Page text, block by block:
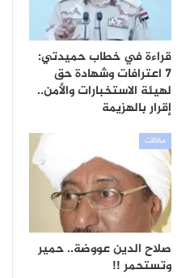
قراءة في خطاب حميدتي:
7 اعترافات وشهادة حق
لهيئة الاستخبارات والأمن..
إقرار بالهزيمة
مقالات
صلاح الدين عووضة.. حمير
وتستحمر !!